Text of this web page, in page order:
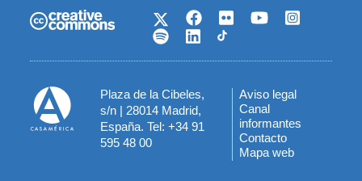
Plaza de la Cibeles,
s/n | 28014 Madrid,
España. Tel: +34 91
595 48 00
Menú
del
pie
Aviso legal
Canal
informantes
Contacto
Mapa web